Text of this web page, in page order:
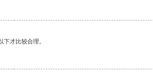
才比较合理。